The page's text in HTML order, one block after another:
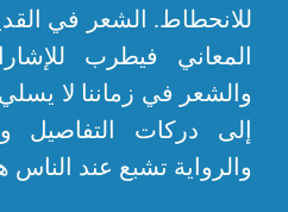
للانحطاط. الشعر في
المعاني فيطرب
والشعر في زماننا لا
إلى دركات التفاصيل
والرواية تشبع عند الناس